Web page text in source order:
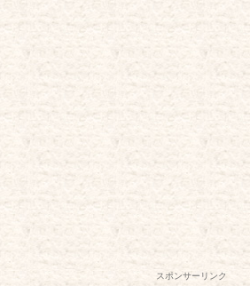
スポンサーリンク